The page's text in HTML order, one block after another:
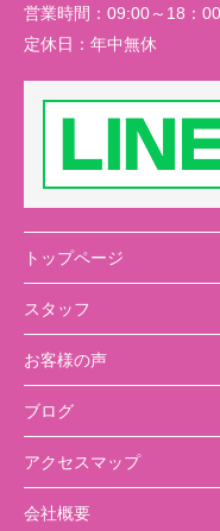
営業時間： 09:00～18：
定休日： 年中無休
トップページ
スタッフ
お客様の声
ブログ
アクセスマップ
会社概要